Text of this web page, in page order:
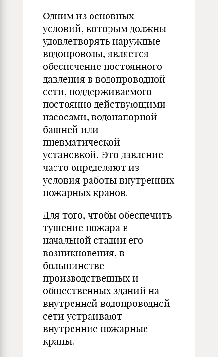
Одним из основных
условий, которым должны
удовлетворять наружные
водопроводы, является
обеспечение постоянного
давления в водопроводной
сети, поддерживаемого
постоянно действующими
насосами, водонапорной
башней или
пневматической
установкой. Это давление
часто определяют из
условия работы внутренних
пожарных кранов.
Для того, чтобы обеспечить
тушение пожара в
начальной стадии его
возникновения, в
большинстве
производственных и
общественных зданий на
внутренней водопроводной
сети устраивают
внутренние пожарные
краны.